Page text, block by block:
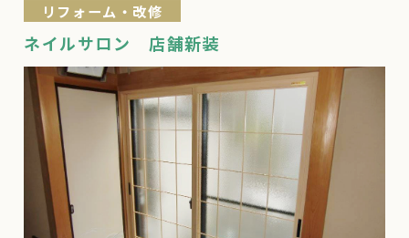
リフォーム・改修
ネイルサロン 店舗新装